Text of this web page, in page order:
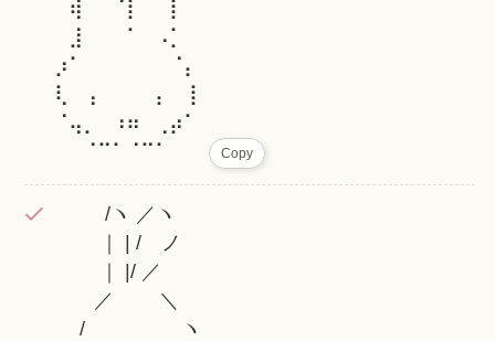
⠀⢾⠀⠀⠈⡇⠀⠀⡇⠀
⠀⣸⠀⠀⠀⠁⠀⠠⡁⠀
⡰⠁⠀⠀⠀⠀⠀⠀⠈⡄
⢇⠀⢠⠀⠀⠀⠀⡄⠀ ⡇
⠈⢤⡀⠀⠰⠶⠀⢀⡴⠁
⠀⠀⠈⠉⠁⠈⠉⠁⠀⠀
Copy
/ヽ ／ヽ
｜ | / ノ
｜ |/ ／
／ ＼
/ ヽ